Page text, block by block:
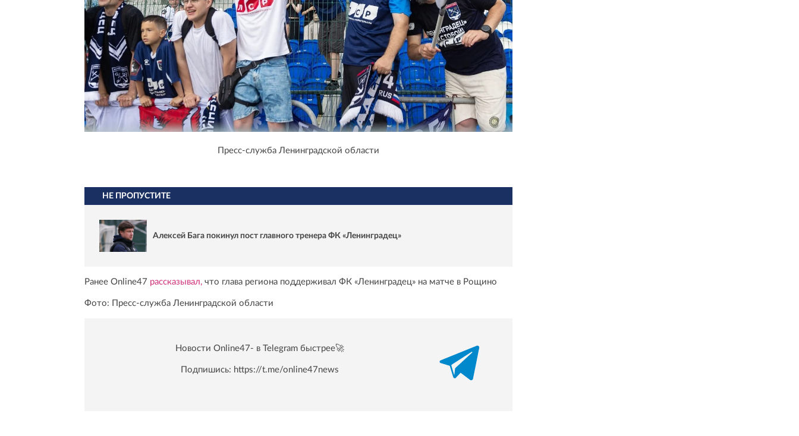
Пресс-служба Ленинградской области
НЕ ПРОПУСТИТЕ
Алексей Бага покинул пост главного тренера ФК «Ленинградец»
Ранее Online47 рассказывал, что глава региона поддерживал ФК «Ленинградец» на матче в Рощино
Фото: Пресс-служба Ленинградской области
Новости Online47- в Telegram быстрее🚀
Подпишись: https://t.me/online47news